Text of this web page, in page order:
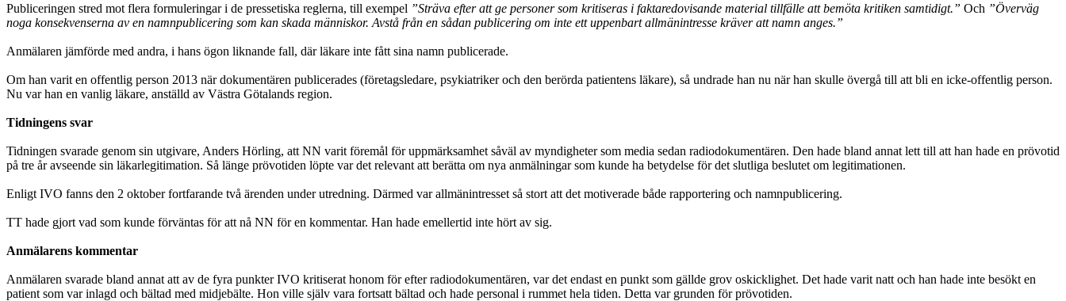
Publiceringen stred mot flera formuleringar i de pressetiska reglerna, till exempel ”Sträva efter att ge personer som kritiseras i faktaredovisande material tillfälle att bemöta kritiken samtidigt.” Och ”Överväg
noga konsekvenserna av en namnpublicering som kan skada människor. Avstå från en sådan publicering om inte ett uppenbart allmänintresse kräver att namn anges.”
Anmälaren jämförde med andra, i hans ögon liknande fall, där läkare inte fått sina namn publicerade.
Om han varit en offentlig person 2013 när dokumentären publicerades (företagsledare, psykiatriker och den berörda patientens läkare), så undrade han nu när han skulle övergå till att bli en icke-offentlig person.
Nu var han en vanlig läkare, anställd av Västra Götalands region.
Tidningens svar
Tidningen svarade genom sin utgivare, Anders Hörling, att NN varit föremål för uppmärksamhet såväl av myndigheter som media sedan radiodokumentären. Den hade bland annat lett till att han hade en prövotid
på tre år avseende sin läkarlegitimation. Så länge prövotiden löpte var det relevant att berätta om nya anmälningar som kunde ha betydelse för det slutliga beslutet om legitimationen.
Enligt IVO fanns den 2 oktober fortfarande två ärenden under utredning. Därmed var allmänintresset så stort att det motiverade både rapportering och namnpublicering.
TT hade gjort vad som kunde förväntas för att nå NN för en kommentar. Han hade emellertid inte hört av sig.
Anmälarens kommentar
Anmälaren svarade bland annat att av de fyra punkter IVO kritiserat honom för efter radiodokumentären, var det endast en punkt som gällde grov oskicklighet. Det hade varit natt och han hade inte besökt en
patient som var inlagd och bältad med midjebälte. Hon ville själv vara fortsatt bältad och hade personal i rummet hela tiden. Detta var grunden för prövotiden.